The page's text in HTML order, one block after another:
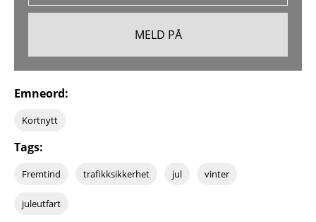
Emneord:
Kortnytt
Tags:
Fremtind trafikksikkerhet jul vinter
juleutfart